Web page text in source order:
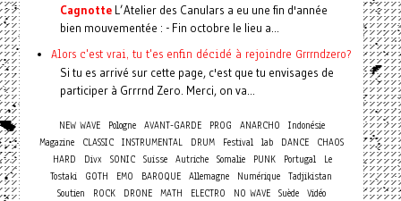
CagnotteL’Atelier des Canulars a eu une fin d'année
bien mouvementée : - Fin octobre le lieu a...
Alors c'est vrai, tu t'es enfin décidé à rejoindre Grrrndzero?
Si tu es arrivé sur cette page, c'est que tu envisages de
participer à Grrrnd Zero. Merci, on va...
NEW WAVE Pologne AVANT-GARDE PROG ANARCHO
Indonésie
Magazine
CLASSIC INSTRUMENTAL DRUM Festival lab DANCE
CHAOS
HARD
Divx SONIC Suisse Autriche Somalie PUNK Portugal
Le
Tostaki
GOTH EMO BAROQUE Allemagne Numérique
Tadjikistan
Soutien
ROCK DRONE MATH ELECTRO NO WAVE Suède Vidéo